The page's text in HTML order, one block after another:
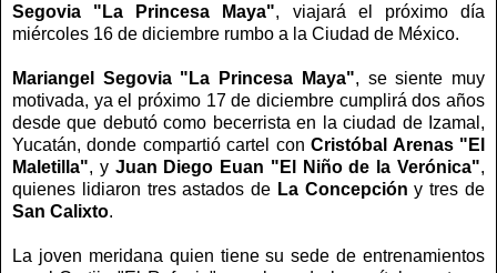
Segovia "La Princesa Maya", viajará el próximo día
miércoles 16 de diciembre rumbo a la Ciudad de México.
Mariangel Segovia "La Princesa Maya", se siente muy
motivada, ya el próximo 17 de diciembre cumplirá dos años
desde que debutó como becerrista en la ciudad de Izamal,
Yucatán, donde compartió cartel conCristóbal Arenas "El
Maletilla", y Juan Diego Euan "El Niño de la Verónica",
quienes lidiaron tres astados de La Concepcióny tres de
San Calixto.
La joven meridana quien tiene su sede de entrenamientos